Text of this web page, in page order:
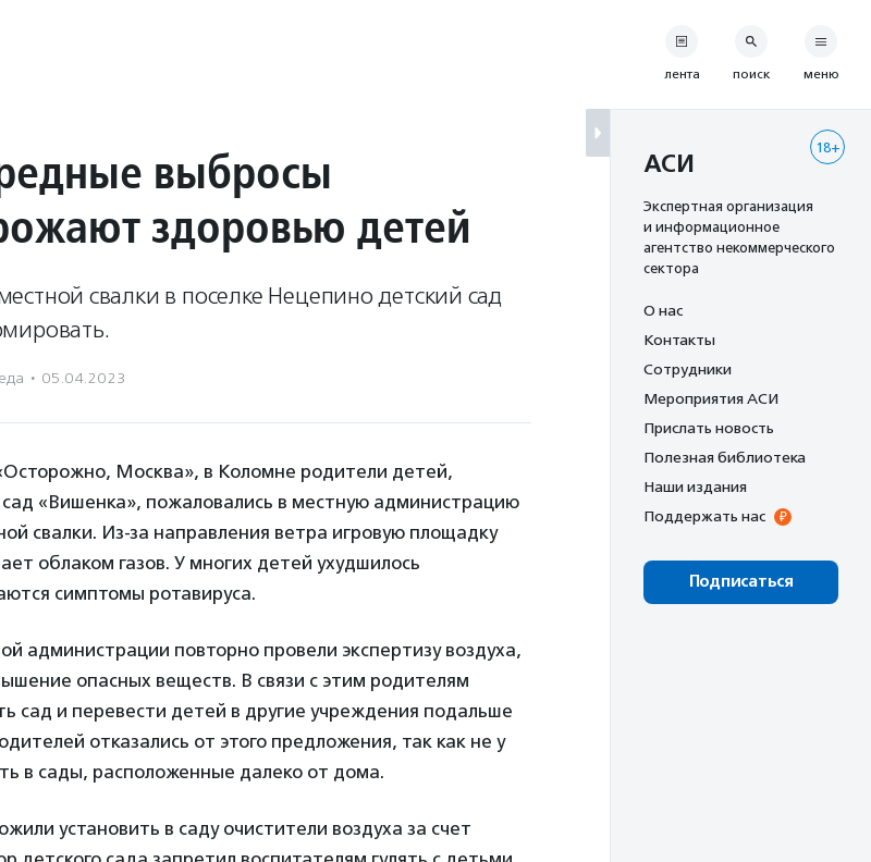
выбросы
здоровью детей
свалки в поселке Нецепино детский сад
· 05.04.2023
Москва», в Коломне родители детей,
«Вишенка», пожаловались в местную администрацию
свалки. Из-за направления ветра игровую площадку
облаком газов. У многих детей ухудшилось
симптомы ротавируса.
администрации повторно провели экспертизу воздуха,
опасных веществ. В связи с этим родителям
сад и перевести детей в другие учреждения подальше
отказались от этого предложения, так как не у
в сады, расположенные далеко от дома.
установить в саду очистители воздуха за счет
лента поиск меню
18+
АСИ
Экспертная организация
и информационное
агентство некоммерческого
сектора
О нас
Контакты
Сотрудники
Мероприятия АСИ
Прислать новость
Полезная библиотека
Наши издания
Поддержать нас
Подписаться